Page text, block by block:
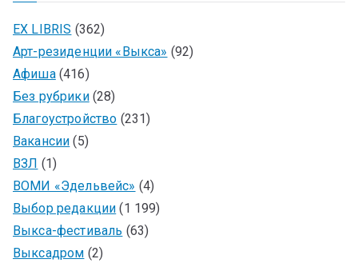
EX LIBRIS (362)
Арт-резиденции «Выкса» (92)
Афиша(416)
Без рубрики(28)
Благоустройство (231)
Вакансии (5)
ВЗЛ (1)
ВОМИ «Эдельвейс» (4)
Выбор редакции (1 199)
Выкса-фестиваль (63)
Выксадром (2)